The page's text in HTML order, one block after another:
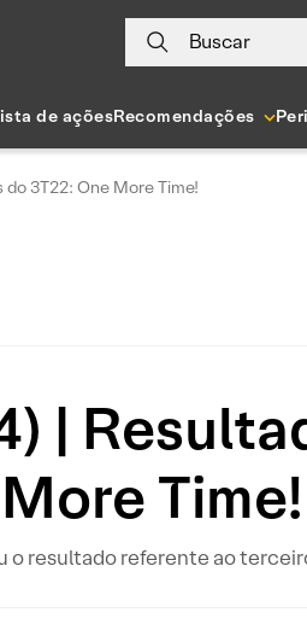
Buscar
de açõesRecomendações
3T22: One More Time!
|
More Time!
o resultado referente ao